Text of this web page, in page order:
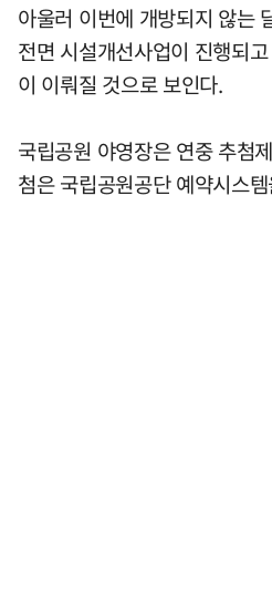
아울러 이번에 개방되지 않는
전면 시설개선사업이 진행되
이 이뤄질 것으로 보인다.
국립공원 야영장은 연중 추첨
첨은 국립공원공단 예약시스